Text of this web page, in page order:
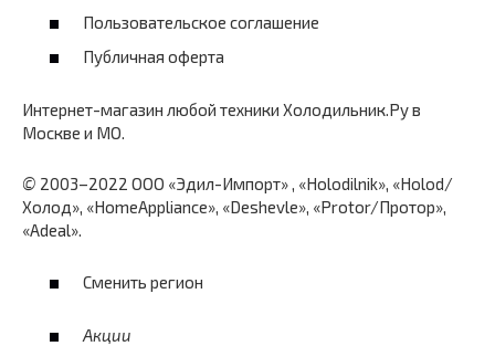
Пользовательское соглашение
Публичная оферта
Интернет-магазин любой техники Холодильник.Ру в
Москве и МО.
© 2003–2022 ООО «Эдил-Импорт» , «Holodilnik», «Holod/
Холод», «HomeAppliance», «Deshevle», «Protor/Протор»,
«Adeal».
Сменить регион
Акции